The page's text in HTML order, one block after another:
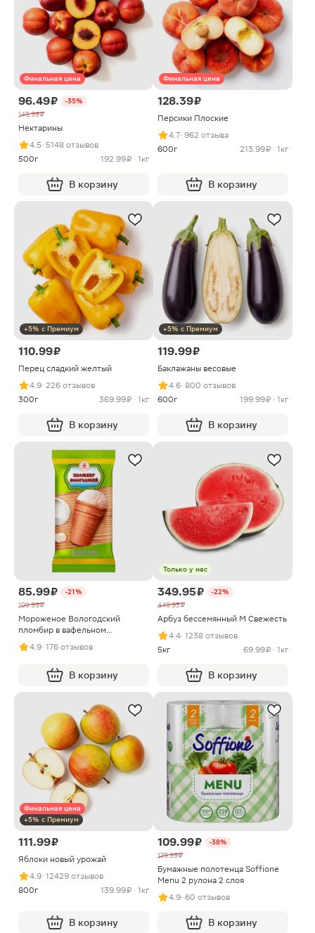
Финальная цена
96.49 ₽
-35%
149.99 ₽
Нектарины
4.5· 5148 отзывов
500г
192.99 ₽ · 1кг
В корзину
Финальная цена
128.39 ₽
Персики Плоские
4.7· 962 отзыва
600г
213.99 ₽ · 1кг
В корзину
+5% с Премиум
110.99 ₽
Перец сладкий желтый
4.9· 226 отзывов
300г
369.99 ₽ · 1кг
В корзину
+5% с Премиум
119.99 ₽
Баклажаны весовые
4.6· 800 отзывов
600г
199.99 ₽ · 1кг
В корзину
85.99 ₽
-21%
109.99 ₽
Мороженое Вологодский
пломбир в вафельном
стаканчике 15% 100г
4.9· 176 отзывов
В корзину
Только у нас
349.95 ₽
-22%
449.95 ₽
Арбуз бессемянный M Свежесть
4.4· 1238 отзывов
5кг
69.99 ₽ · 1кг
В корзину
Финальная цена
+5% с Премиум
111.99 ₽
Яблоки новый урожай
4.9· 12429 отзывов
800г
139.99 ₽ · 1кг
В корзину
109.99 ₽
-38%
179.99 ₽
Бумажные полотенца Soffione
Menu 2 рулона 2 слоя
4.9· 60 отзывов
В корзину